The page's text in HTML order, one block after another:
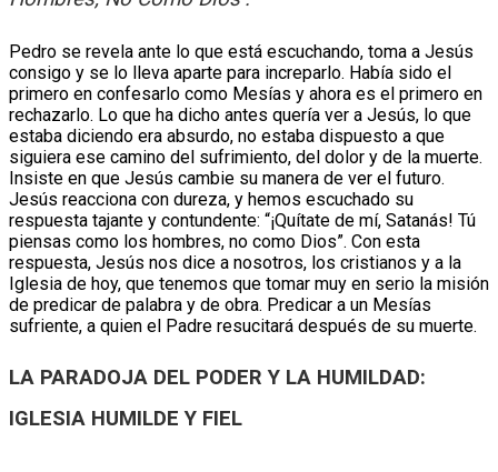
Pedro se revela ante lo que está escuchando, toma a Jesús
consigo y se lo lleva aparte para increparlo. Había sido el
primero en confesarlo como Mesías y ahora es el primero en
rechazarlo. Lo que ha dicho antes quería ver a Jesús, lo que
estaba diciendo era absurdo, no estaba dispuesto a que
siguiera ese camino del sufrimiento, del dolor y de la muerte.
Insiste en que Jesús cambie su manera de ver el futuro.
Jesús reacciona con dureza, y hemos escuchado su
respuesta tajante y contundente: “¡Quítate de mí, Satanás! Tú
piensas como los hombres, no como Dios”. Con esta
respuesta, Jesús nos dice a nosotros, los cristianos y a la
Iglesia de hoy, que tenemos que tomar muy en serio la misión
de predicar de palabra y de obra. Predicar a un Mesías
sufriente, a quien el Padre resucitará después de su muerte.
LA PARADOJA DEL PODER Y LA HUMILDAD:
IGLESIA HUMILDE Y FIEL